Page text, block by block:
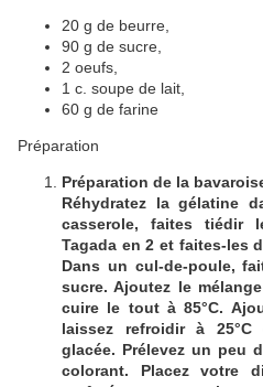
20 g de beurre,
90 g de sucre,
2 oeufs,
1 c. soupe de lait,
60 g de farine
Préparation
Préparation de la
Réhydratez la gélatine
casserole, faites tiédir
Tagada en 2 et faites-les
Dans un cul-de-poule,
sucre. Ajoutez le
cuire le tout à 85°C.
laissez refroidir à
glacée. Prélevez un peu
colorant. Placez votre